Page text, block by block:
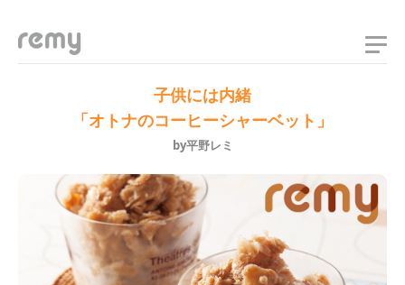
子供には内緒
「オトナのコーヒーシャーベット」
by平野レミ